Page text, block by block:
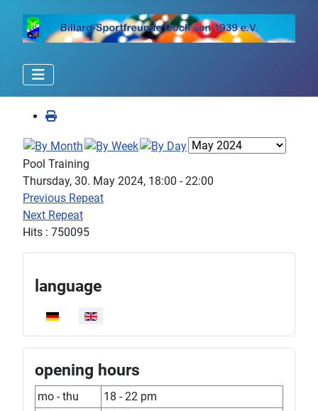
Pool Training
Thursday, 30. May 2024, 18:00 - 22:00
Previous Repeat
Next Repeat
Hits : 750095
Select your language
language
opening hours
mo - thu
18 - 22 pm